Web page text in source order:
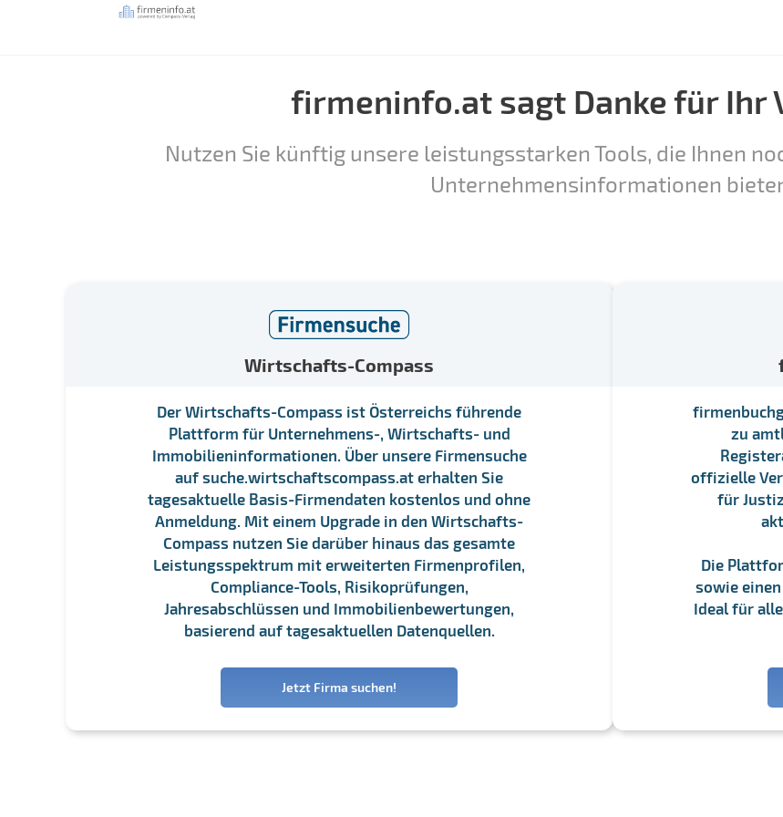
firmeninfo.at sagt Danke für Ihr
Nutzen Sie künftig unsere leistungsstarken Tools, die Ihnen
Unternehmensinformationen
Wirtschafts-Compass
Der Wirtschafts-Compass ist Österreichs führende
Plattform für Unternehmens-, Wirtschafts- und
Immobilieninformationen. Über unsere Firmensuche
auf suche.wirtschaftscompass.at erhalten Sie
tagesaktuelle Basis-Firmendaten kostenlos und ohne
Anmeldung. Mit einem Upgrade in den Wirtschafts-
Compass nutzen Sie darüber hinaus das gesamte
Leistungsspektrum mit erweiterten Firmenprofilen,
Compliance-Tools, Risikoprüfungen,
Jahresabschlüssen und Immobilienbewertungen,
basierend auf tagesaktuellen Datenquellen.
Jetzt Firma suchen!
zu
offizielle
für
Die
sowie
Ideal für